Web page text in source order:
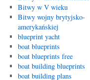
Bitwy w V wieku
Bitwy wojny brytyjsko-
amerykańskiej
blueprint yacht
boat blueprints
boat blueprints free
boat building blueprints
boat building plans